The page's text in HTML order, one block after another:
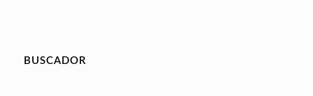
BUSCADOR